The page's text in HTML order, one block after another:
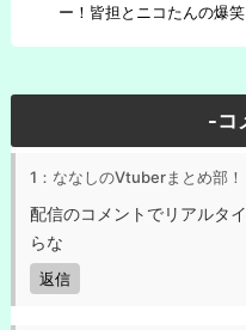
ー！皆担とニコたんの爆
-コ
1：ななしのVtuberまとめ部！
配信のコメントでリアルタ
らな
返信